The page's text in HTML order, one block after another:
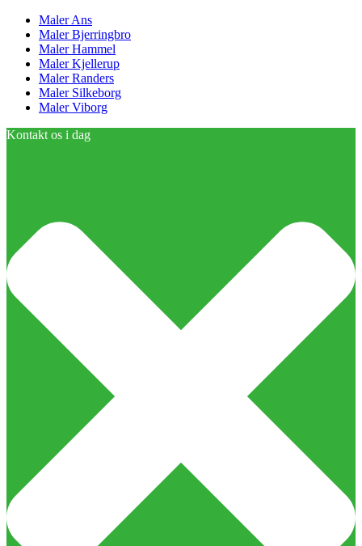
Maler Ans
Maler Bjerringbro
Maler Hammel
Maler Kjellerup
Maler Randers
Maler Silkeborg
Maler Viborg
Kontakt os i dag